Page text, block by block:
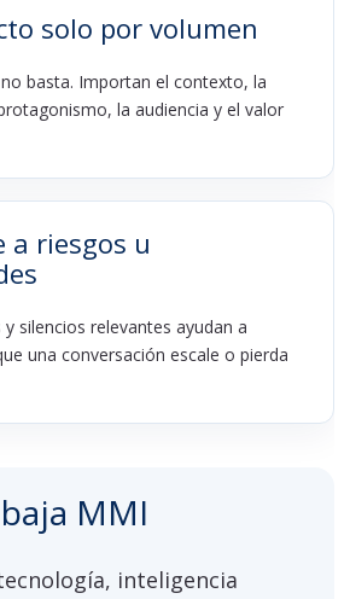
solo por volumen
basta. Importan el contexto, la
la audiencia y el valor
a riesgos u
silencios relevantes ayudan a
una conversación escale o pierda
MMI
inteligencia